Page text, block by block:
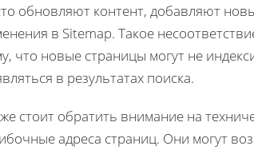
обновляют контент, добавляют
в Sitemap. Такое
что новые страницы могут не
в результатах поиска.
стоит обратить внимание на
адреса страниц. Они могут